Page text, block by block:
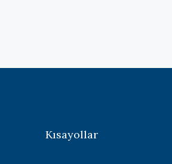
Kısayollar